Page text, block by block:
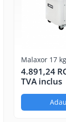
Malaxor 17
4.891,24
TVA inclus